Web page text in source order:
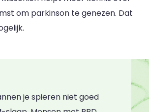
om parkinson te genezen. Dat
je spieren niet goed